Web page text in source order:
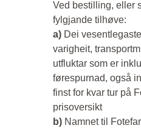
Ved bestilling, eller
fylgjande tilhøve:
a) Dei
varigheit,
utfluktar som er
førespurnad, også
finst for kvar tur på
prisoversikt
b) Namnet til